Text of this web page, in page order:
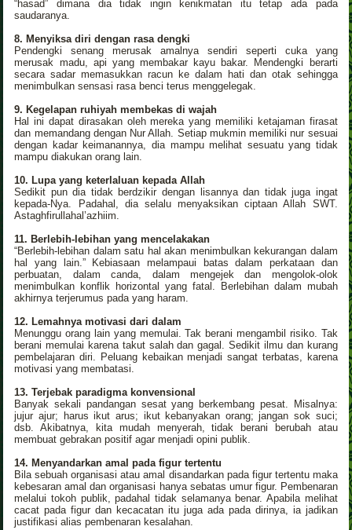
“hasad” dimana dia tidak ingin kenikmatan itu tetap ada pada
saudaranya.
8. Menyiksa diri dengan rasa dengki
Pendengki senang merusak amalnya sendiri seperti cuka yang
merusak madu, api yang membakar kayu bakar. Mendengki berarti
secara sadar memasukkan racun ke dalam hati dan otak sehingga
menimbulkan sensasi rasa benci terus menggelegak.
9. Kegelapan ruhiyah membekas di wajah
Hal ini dapat dirasakan oleh mereka yang memiliki ketajaman firasat
dan memandang dengan Nur Allah. Setiap mukmin memiliki nur sesuai
dengan kadar keimanannya, dia mampu melihat sesuatu yang tidak
mampu diakukan orang lain.
10. Lupa yang keterlaluan kepada Allah
Sedikit pun dia tidak berdzikir dengan lisannya dan tidak juga ingat
kepada-Nya. Padahal, dia selalu menyaksikan ciptaan Allah SWT.
Astaghfirullahal’azhiim.
11. Berlebih-lebihan yang mencelakakan
“Berlebih-lebihan dalam satu hal akan menimbulkan kekurangan dalam
hal yang lain.” Kebiasaan melampaui batas dalam perkataan dan
perbuatan, dalam canda, dalam mengejek dan mengolok-olok
menimbulkan konflik horizontal yang fatal. Berlebihan dalam mubah
akhirnya terjerumus pada yang haram.
12. Lemahnya motivasi dari dalam
Menunggu orang lain yang memulai. Tak berani mengambil risiko. Tak
berani memulai karena takut salah dan gagal. Sedikit ilmu dan kurang
pembelajaran diri. Peluang kebaikan menjadi sangat terbatas, karena
motivasi yang membatasi.
13. Terjebak paradigma konvensional
Banyak sekali pandangan sesat yang berkembang pesat. Misalnya:
jujur ajur; harus ikut arus; ikut kebanyakan orang; jangan sok suci;
dsb. Akibatnya, kita mudah menyerah, tidak berani berubah atau
membuat gebrakan positif agar menjadi opini publik.
14. Menyandarkan amal pada figur tertentu
Bila sebuah organisasi atau amal disandarkan pada figur tertentu maka
kebesaran amal dan organisasi hanya sebatas umur figur. Pembenaran
melalui tokoh publik, padahal tidak selamanya benar. Apabila melihat
cacat pada figur dan kecacatan itu juga ada pada dirinya, ia jadikan
justifikasi alias pembenaran kesalahan.